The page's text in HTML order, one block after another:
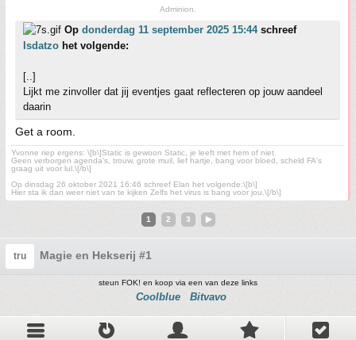
Adminion.
Op donderdag 11 september 2025 15:44schreef
Isdatzo het volgende:
[..]
Lijkt me zinvoller dat jij eventjes gaat reflecteren op jouw aandeel
daarin
Get a room.
Yvonne riep ergens: \[b\]Static is gewoon Static, je leeft met hem of niet.
Geen verborgen agenda's, trouw, grote muil, lief hartje, bang voor bloed, scheld FA's
graag uit voor lul.\[/b\]
Op dinsdag 26 oktober 2021 16:46 schreef Elan het volgende:\[b\]
Hier sta ik dan weer niet van te kijken Zelfs het virus is bang voor jou.\[/b\]
1 2 3
tru Magie en Hekserij #1
steun FOK! en koop via een van deze links
Coolblue Bitvavo